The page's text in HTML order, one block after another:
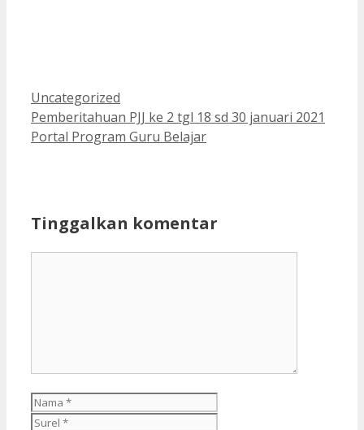
Kategori
Uncategorized
Pemberitahuan PJJ ke 2 tgl 18 sd 30 januari 2021
Portal Program Guru Belajar
Tinggalkan komentar
Nama